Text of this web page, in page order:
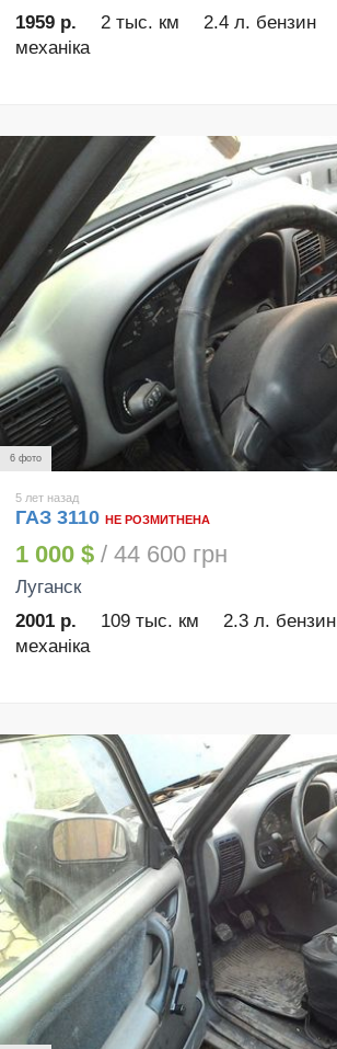
1959 р. 2 тыс. км 2.4 л. бензин
механіка
6 фото
5 лет назад
ГАЗ 3110 НЕ РОЗМИТНЕНА
1 000 $ / 44 600 грн
Луганск
2001 р.
109 тыс. км 2.3 л. бензин
механіка